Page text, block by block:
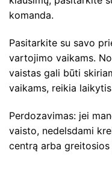
komanda.
Pasitarkite su savo
vartojimo vaikams.
vaistas gali būti
vaikams, reikia
Perdozavimas: jei
vaisto, nedelsdami
centrą arba